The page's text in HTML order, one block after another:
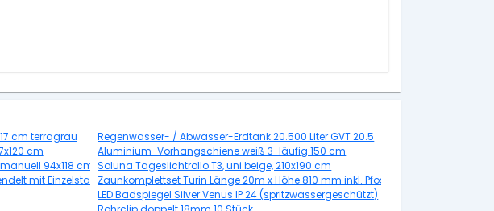
cm terragrau
Regenwasser- / Abwasser-Erdtank 20.500 Liter GVT 20.5
cm
Aluminium-Vorhangschiene weiß 3-läufig 150 cm
94x118 cm (08)Soluna Tageslichtrollo T3, uni beige, 210x190 cm
mit Einzelstabgeländer 14 Steigungen/ 13 Stufen 85 cm Buche Leimholz/weiss
Zaunkomplettset Turin Länge 20m x Höhe 810 mm inkl. Pfosten und Zubehör,
LED Badspiegel Silver Venus IP 24 (spritzwassergeschützt)